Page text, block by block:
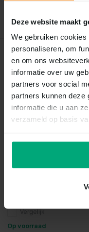
Deze website maakt
We gebruiken
personaliseren, om
en om ons
informatie over uw
partners voor social
partners kunnen deze
informatie die u aan
verzameld op basis
Recent bekeken
Vergelijk
Op voorraad